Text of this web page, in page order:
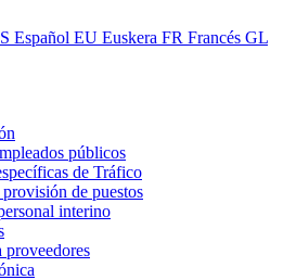
Español EU Euskera FR Francés GL
públicos
de Tráfico
de puestos
interino
proveedores